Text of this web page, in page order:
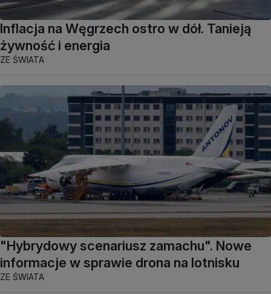
Inflacja na Węgrzech ostro w dół. Tanieją
żywność i energia
ZE ŚWIATA
"Hybrydowy scenariusz zamachu". Nowe
informacje w sprawie drona na lotnisku
ZE ŚWIATA